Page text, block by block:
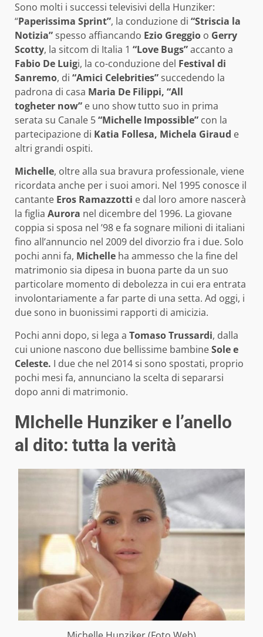
Sono molti i successi televisivi della Hunziker:
“Paperissima Sprint”, la conduzione di “Striscia la
Notizia”spesso affiancando Ezio Greggio o Gerry
Scotty, la sitcom di Italia 1 “Love Bugs”accanto a
Fabio De Luigi, la co-conduzione del Festival di
Sanremo, di “Amici Celebrities”succedendo la
padrona di casa Maria De Filippi, “All
togheter now” e uno show tutto suo in prima
serata su Canale 5“Michelle Impossible” con la
partecipazione di Katia Follesa, Michela Giraud e
altri grandi ospiti.
Michelle, oltre alla sua bravura professionale, viene
ricordata anche per i suoi amori. Nel 1995 conosce il
cantante Eros Ramazzotti e dal loro amore nascerà
la figlia Aurora nel dicembre del 1996. La giovane
coppia si sposa nel ’98 e fa sognare milioni di italiani
fino all’annuncio nel 2009 del divorzio fra i due. Solo
pochi anni fa, Michelle ha ammesso che la fine del
matrimonio sia dipesa in buona parte da un suo
particolare momento di debolezza in cui era entrata
involontariamente a far parte di una setta. Ad oggi, i
due sono in buonissimi rapporti di amicizia.
Pochi anni dopo, si lega a Tomaso Trussardi, dalla
cui unione nascono due bellissime bambineSole e
Celeste. I due che nel 2014 si sono spostati, proprio
pochi mesi fa, annunciano la scelta di separarsi
dopo anni di matrimonio.
MIchelle Hunziker e l’anello
al dito: tutta la verità